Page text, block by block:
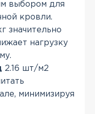
выбором для
кровли.
значительно
нагрузку
2.16 шт/м2
минимизируя